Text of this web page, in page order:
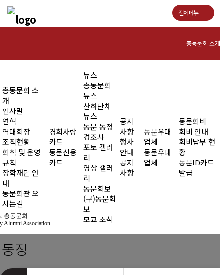
전체메뉴
총동문회 소개
연혁
역대회장
조직현황
회칙 및 운영규칙
장학재단 안내
동문회관 오시는길
동문신용카드
총동문회 소
개
인사말
연혁
역대회장
조직현황
회칙 및 운영
규칙
장학재단 안
내
동문회관 오
시는길
경희사랑
카드
동문신용
카드
뉴스
총동문회
뉴스
산하단체
뉴스
동문 동정
경조사
포토 갤러
리
영상 갤러
리
동문회보
(구)동문회
보
모교 소식
공지
사항
행사
안내
공지
사항
동문우대
업체
동문우대
업체
동문회비
회비 안내
회비납부 현
황
동문ID카드
발급
총동문회
Alumni Association
정